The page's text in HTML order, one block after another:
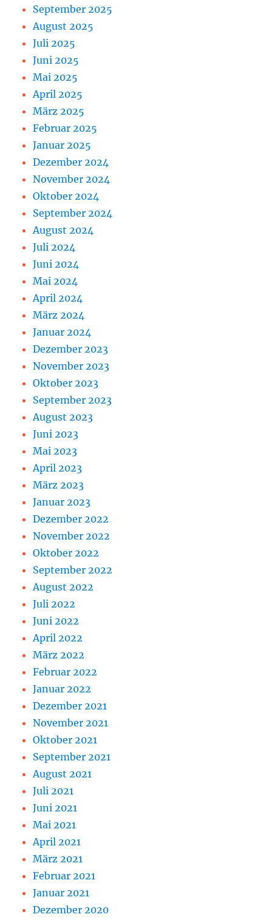
September 2025
August 2025
Juli 2025
Juni 2025
Mai 2025
April 2025
März 2025
Februar 2025
Januar 2025
Dezember 2024
November 2024
Oktober 2024
September 2024
August 2024
Juli 2024
Juni 2024
Mai 2024
April 2024
März 2024
Januar 2024
Dezember 2023
November 2023
Oktober 2023
September 2023
August 2023
Juni 2023
Mai 2023
April 2023
März 2023
Januar 2023
Dezember 2022
November 2022
Oktober 2022
September 2022
August 2022
Juli 2022
Juni 2022
April 2022
März 2022
Februar 2022
Januar 2022
Dezember 2021
November 2021
Oktober 2021
September 2021
August 2021
Juli 2021
Juni 2021
Mai 2021
April 2021
März 2021
Februar 2021
Januar 2021
Dezember 2020